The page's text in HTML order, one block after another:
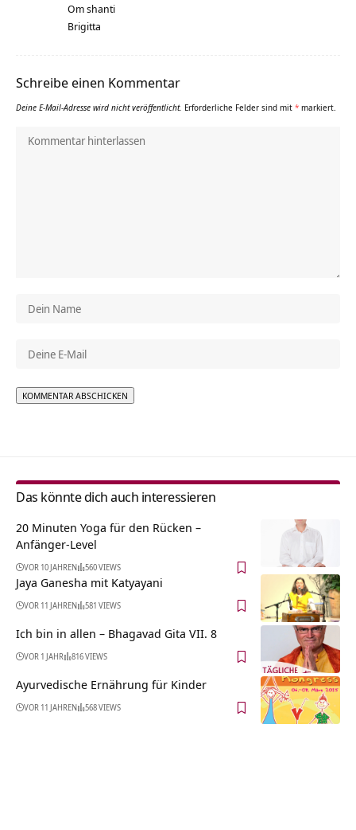
Om shanti
Brigitta
Schreibe einen Kommentar
Deine E-Mail-Adresse wird nicht veröffentlicht. Erforderliche Felder sind mit * markiert.
Das könnte dich auch interessieren
20 Minuten Yoga für den Rücken –
Anfänger-Level
VOR 10 JAHREN 560 VIEWS
Jaya Ganesha mit Katyayani
VOR 11 JAHREN 581 VIEWS
Ich bin in allen – Bhagavad Gita VII. 8
VOR 1 JAHR 816 VIEWS
Ayurvedische Ernährung für Kinder
VOR 11 JAHREN 568 VIEWS